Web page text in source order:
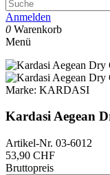
Anmelden
0 Warenkorb
Menü
Marke: KARDASI
Kardasi Aegean
Artikel-Nr. 03-6012
53,90 CHF
Bruttopreis